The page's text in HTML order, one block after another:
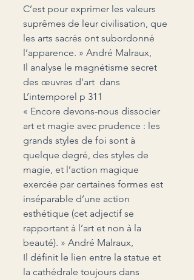
C’est pour exprimer les valeurs
suprêmes de leur civilisation, que
les arts sacrés ont subordonné
l’apparence. » André Malraux,
Il analyse le magnétisme secret
des œuvres d’art  dans
L’intemporel p 311
« Encore devons-nous dissocier
art et magie avec prudence : les
grands styles de foi sont à
quelque degré, des styles de
magie, et l’action magique
exercée par certaines formes est
inséparable d’une action
esthétique (cet adjectif se
rapportant à l’art et non à la
beauté). » André Malraux,
Il définit le lien entre la statue et
la cathédrale toujours dans